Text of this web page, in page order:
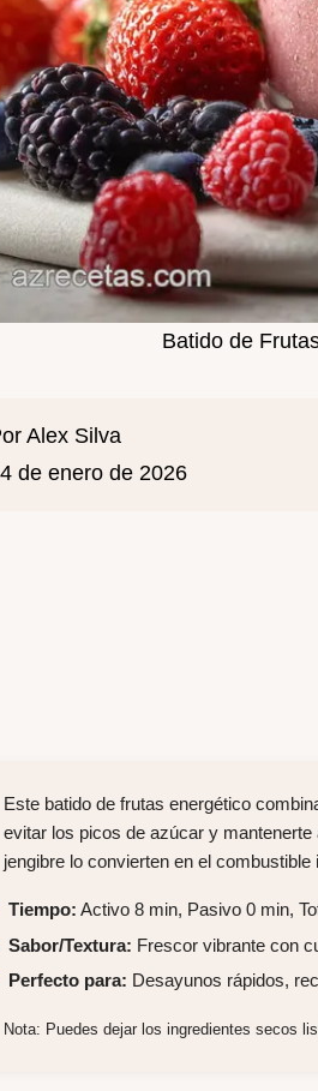
Batido de
Alex Silva
de enero de 2026
Este batido de frutas energético
evitar los picos de azúcar y
jengibre lo convierten en el
Tiempo: Activo 8 min, Pasivo 0 min,
Sabor/Textura: Frescor vibrante con
Perfecto para: Desayunos rápidos,
Nota: Puedes dejar los ingredientes secos